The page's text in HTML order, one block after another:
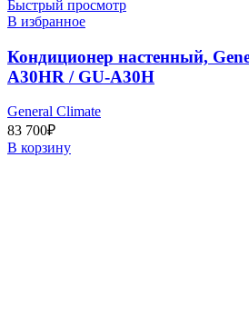
Быстрый просмотр
В избранное
Кондиционер настенный,
A30HR / GU-A30H
General Climate
83 700₽
В корзину